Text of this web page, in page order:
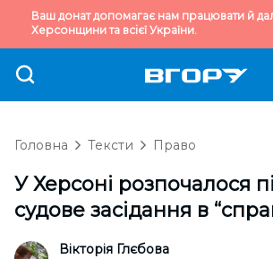
Ваш донат допомагає нам працювати й
Херсонщини та всієї України.
Головна Тексти Право
У Херсоні розпочалося
судове засідання в
Вікторія Глєбова